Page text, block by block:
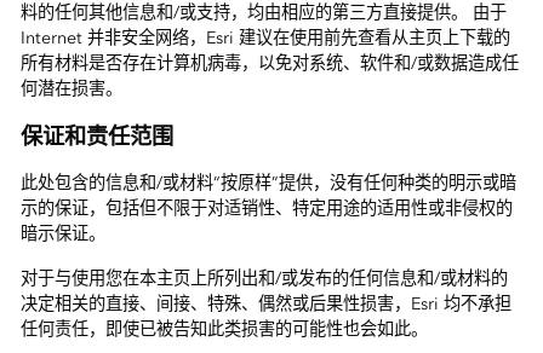
料的任何其他信息和/或支持，均由相应的第三方直接提供。 由于
Internet 并非安全网络，Esri 建议在使用前先查看从主页上下载的
所有材料是否存在计算机病毒，以免对系统、软件和/或数据造成任
何潜在损害。
保证和责任范围
此处包含的信息和/或材料“按原样”提供，没有任何种类的明示或暗
示的保证，包括但不限于对适销性、特定用途的适用性或非侵权的
暗示保证。
对于与使用您在本主页上所列出和/或发布的任何信息和/或材料的
决定相关的直接、间接、特殊、偶然或后果性损害，Esri 均不承担
任何责任，即使已被告知此类损害的可能性也会如此。